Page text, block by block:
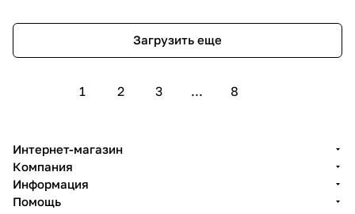
Загрузить еще
1 2 3 ... 8
Интернет-магазин
Компания
Информация
Помощь